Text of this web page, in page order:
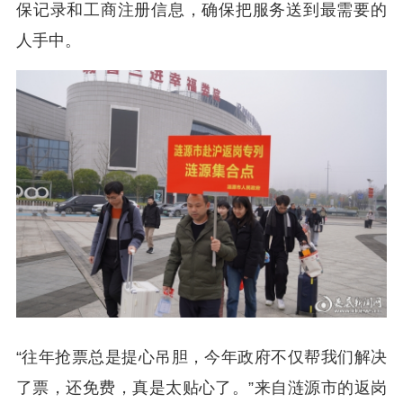
保记录和工商注册信息，确保把服务送到最需要的
人手中。
“往年抢票总是提心吊胆，今年政府不仅帮我们解决
了票，还免费，真是太贴心了。”来自涟源市的返岗